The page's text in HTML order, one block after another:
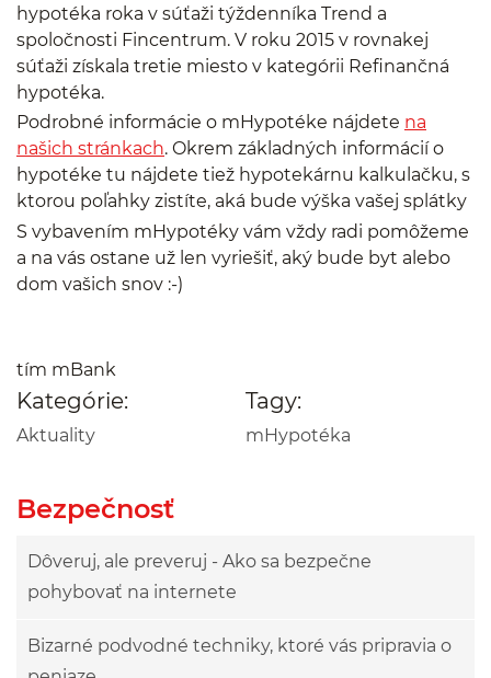
hypotéka roka v súťaži týždenníka Trend a
spoločnosti Fincentrum. V roku 2015 v rovnakej
súťaži získala tretie miesto v kategórii Refinančná
hypotéka.
Podrobné informácie o mHypotéke nájdete na
našich stránkach. Okrem základných informácií o
hypotéke tu nájdete tiež hypotekárnu kalkulačku, s
ktorou poľahky zistíte, aká bude výška vašej splátky
S vybavením mHypotéky vám vždy radi pomôžeme
a na vás ostane už len vyriešiť, aký bude byt alebo
dom vašich snov :-)
tím mBank
Kategórie:
Aktuality
Tagy:
mHypotéka
Bezpečnosť
Dôveruj, ale preveruj - Ako sa bezpečne
pohybovať na internete
Bizarné podvodné techniky, ktoré vás pripravia o